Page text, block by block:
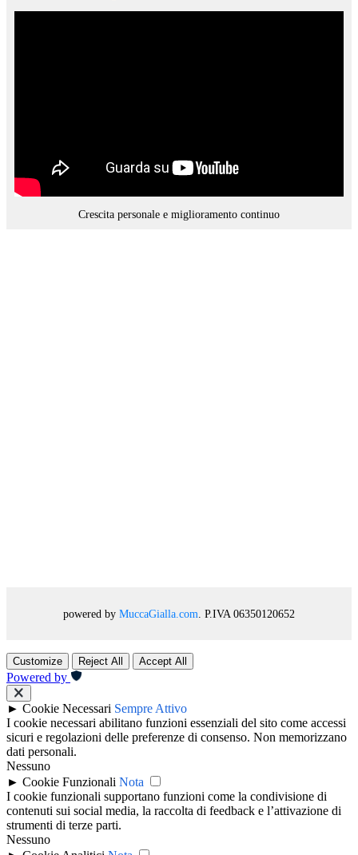
Crescita personale e miglioramento continuo
powered by MuccaGialla.com . P.IVA 06350120652
Customize Reject All Accept All
Powered by
► Cookie Necessari Sempre Attivo
I cookie necessari abilitano funzioni essenziali del sito come accessi
sicuri e regolazioni delle preferenze di consenso. Non memorizzano
dati personali.
Nessuno
► Cookie Funzionali Nota
I cookie funzionali supportano funzioni come la condivisione di
contenuti sui social media, la raccolta di feedback e l’attivazione di
strumenti di terze parti.
Nessuno